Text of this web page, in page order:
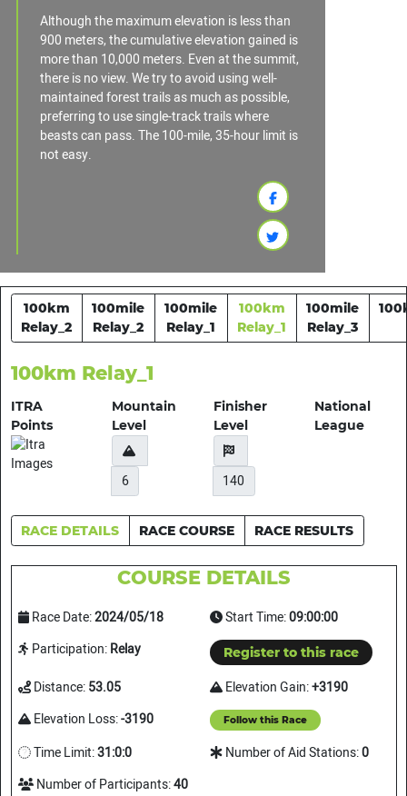
Although the maximum elevation is less than
900 meters, the cumulative elevation gained is
more than 10,000 meters. Even at the summit,
there is no view. We try to avoid using well-
maintained forest trails as much as possible,
preferring to use single-track trails where
beasts can pass. The 100-mile, 35-hour limit is
not easy.
100km
Relay_2
100mile
Relay_2
100mile
Relay_1
100km
Relay_1
100mile
Relay_3
100km Relay_1
ITRA
Points
Mountain
Level
6
Finisher
Level
140
National
League
RACE DETAILS RACE COURSE RACE RESULTS
COURSE DETAILS
Race Date:2024/05/18 Start Time:09:00:00
Participation:Relay Register to this race
Distance:53.05 Elevation Gain:+3190
Elevation Loss:-3190 Follow this Race
Time Limit:31:0:0 Number of Aid Stations:0
Number of Participants:40